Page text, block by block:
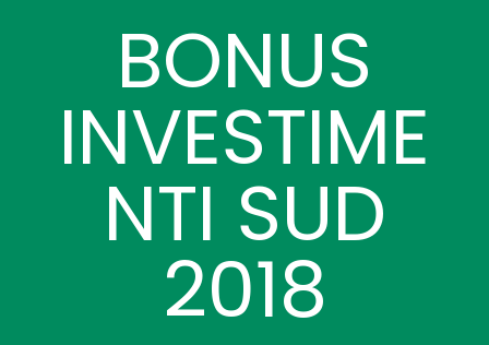
BONUS
INVESTIME
NTI SUD
2018